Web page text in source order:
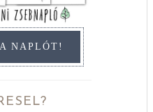
NAPLÓT!